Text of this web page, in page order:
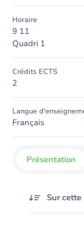
Horaire
9 11
Quadri 1
Crédits ECTS
2
Langue
Français
Présentation
Sur cette